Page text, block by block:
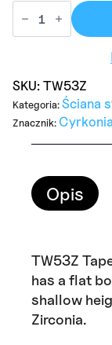
SKU: TW53Z
Kategoria: Ściana
Znacznik: Cyrkonia
Opis
TW53Z
has a flat
shallow
Zirconia.